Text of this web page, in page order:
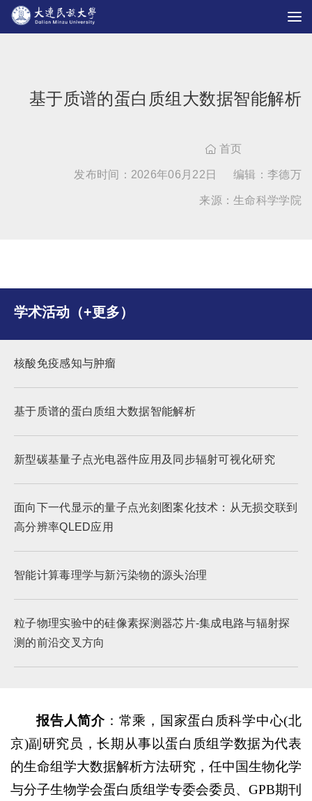
基于质谱的蛋白质组大数据智能解析
 首页
发布时间：2026年06月22日 编辑：李德万
来源：生命科学学院
学术活动（+更多）
核酸免疫感知与肿瘤
基于质谱的蛋白质组大数据智能解析
新型碳基量子点光电器件应用及同步辐射可视化研究
面向下一代显示的量子点光刻图案化技术：从无损交联到
高分辨率QLED应用
智能计算毒理学与新污染物的源头治理
粒子物理实验中的硅像素探测器芯片-集成电路与辐射探
测的前沿交叉方向
报告人简介：常乘，国家蛋白质科学中心(北
京)副研究员，长期从事以蛋白质组学数据为代表
的生命组学大数据解析方法研究，任中国生物化学
与分子生物学会蛋白质组学专委会委员、GPB期刊